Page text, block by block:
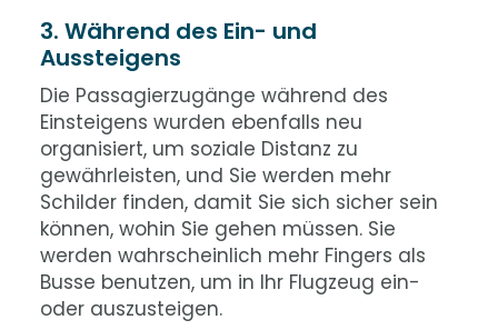
3. Während des Ein- und
Aussteigens
Die Passagierzugänge während des
Einsteigens wurden ebenfalls neu
organisiert, um soziale Distanz zu
gewährleisten, und Sie werden mehr
Schilder finden, damit Sie sich sicher sein
können, wohin Sie gehen müssen. Sie
werden wahrscheinlich mehr Fingers als
Busse benutzen, um in Ihr Flugzeug ein-
oder auszusteigen.